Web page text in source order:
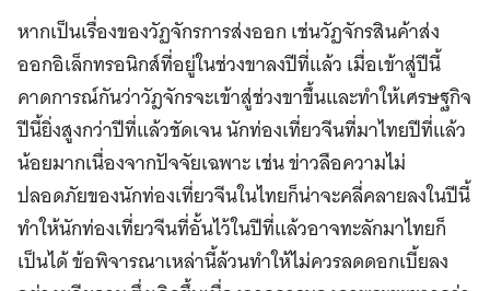
หากเป็นเรื่องของวัฏจักรการส่งออก เช่นวัฏจักรสินค้าส่ง
ออกอิเล็กทรอนิกส์ที่อยู่ในช่วงขาลงปีที่แล้ว เมื่อเข้าสู่ปีนี้
คาดการณ์กันว่าวัฎจักรจะเข้าสู่ช่วงขาขึ้นและทำให้เศรษฐกิจ
ปีนี้ยิ่งสูงกว่าปีที่แล้วชัดเจน นักท่องเที่ยวจีนที่มาไทยปีที่แล้ว
น้อยมากเนื่องจากปัจจัยเฉพาะ เช่น ข่าวลือความไม่
ปลอดภัยของนักท่องเที่ยวจีนในไทยก็น่าจะคลี่คลายลงในปีนี้
ทำให้นักท่องเที่ยวจีนที่อั้นไว้ในปีที่แล้วอาจทะลักมาไทยก็
เป็นได้ ข้อพิจารณาเหล่านี้ล้วนทำให้ไม่ควรลดดอกเบี้ยลง